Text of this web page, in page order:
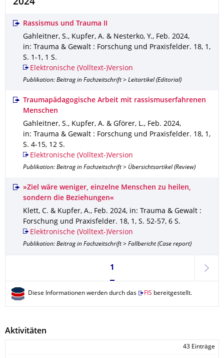
2024
Rassismus und Trauma II
Gahleitner, S., Kupfer, A. & Nesterko, Y., Feb. 2024,
in: Trauma & Gewalt : Forschung und Praxisfelder. 18, 1 ,
S. 1-1 , 1 S.
Elektronische (Volltext-)Version
Publikation: Beitrag in Fachzeitschrift > Leitartikel (Editorial)
Traumapädagogische Arbeit mit rassismuserfahrenen
Menschen
Gahleitner, S., Kupfer, A. & Gförer, L., Feb. 2024,
in: Trauma & Gewalt : Forschung und Praxisfelder. 18, 1 ,
S. 4-15, 12 S.
Elektronische (Volltext-)Version
Publikation: Beitrag in Fachzeitschrift > Übersichtsartikel (Review)
»Ziel wäre weniger, einzelne Menschen zu heilen,
sondern die Beziehungen«
Klett, C. & Kupfer, A., Feb. 2024, in: Trauma & Gewalt :
Forschung und Praxisfelder. 18, 1 , S. 52-57, 6 S.
Elektronische (Volltext-)Version
Publikation: Beitrag in Fachzeitschrift > Fallbericht (Case report)
Seite 1, aktuell ausgewählt
1
weiter
Diese Informationen werden durch das FIS bereitgestellt.
Aktivitäten
43 Einträge